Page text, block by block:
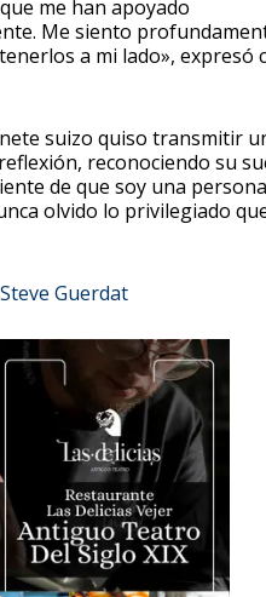
me han apoyado
Me siento
a mi lado», expresó
suizo quiso transmitir
reconociendo su
de que soy una persona
olvido lo privilegiado
Guerdat